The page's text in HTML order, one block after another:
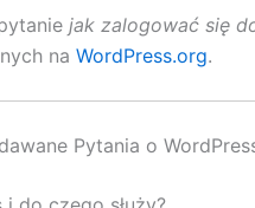
jak zalogować się
na WordPress.org.
Pytania o